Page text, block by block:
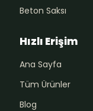
Beton Saksı
Hızlı Erişim
Ana Sayfa
Tüm Ürünler
Blog